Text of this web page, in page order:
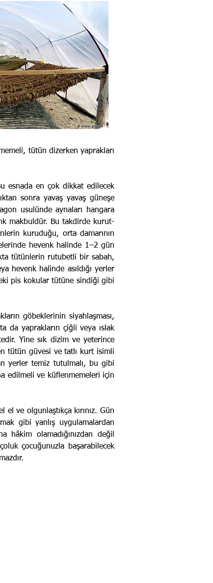
tütün dizerken yaprakları
esnada en çok dikkat edilecek
sonra yavaş yavaş güneşe
usulünde aynaları hangara
makbuldür. Bu takdirde kurut­
kuruduğu, orta damarının
hevenk halinde 1–2 gün
tütünlerin rutubetli bir sabah,
hevenk halinde asıldığı yerler
pis kokular tütüne sindiği gibi
göbeklerinin siyahlaşması,
da yaprakların çiğli veya ıslak
Yine sık dizim ve yeterince
tütün güvesi ve tatlı kurt isimli
yerler temiz tutulmalı, bu gibi
edilmeli ve küflenmemeleri için
ve olgunlaştıkça kırınız. Gün
gibi yanlış uygulamalardan
hâkim olamadığınızdan değil
çocuğunuzla başarabilecek